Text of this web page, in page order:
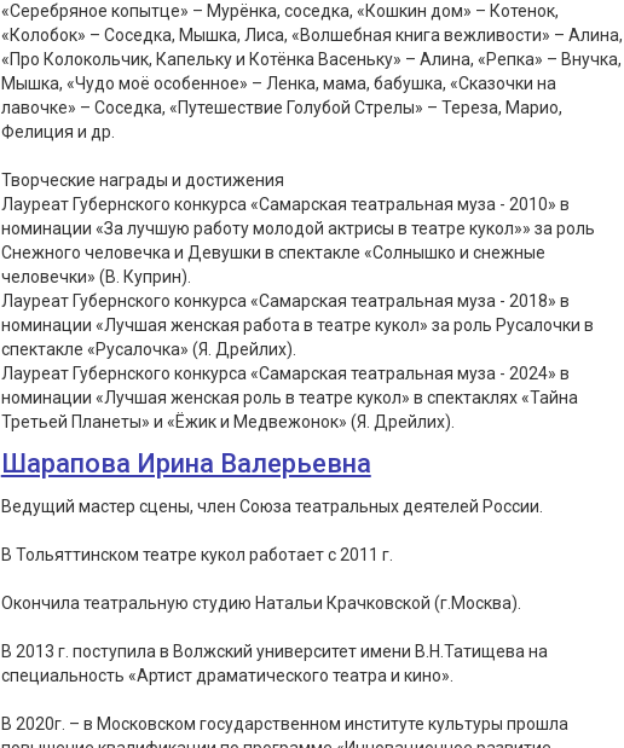
«Серебряное копытце» – Мурёнка, соседка, «Кошкин дом» – Котенок,
«Колобок» – Соседка, Мышка, Лиса, «Волшебная книга вежливости» – Алина,
«Про Колокольчик, Капельку и Котёнка Васеньку» – Алина, «Репка» – Внучка,
Мышка, «Чудо моё особенное» – Ленка, мама, бабушка, «Сказочки на
лавочке» – Соседка, «Путешествие Голубой Стрелы» – Тереза, Марио,
Фелиция и др.
Творческие награды и достижения
Лауреат Губернского конкурса «Самарская театральная муза - 2010» в
номинации «За лучшую работу молодой актрисы в театре кукол»» за роль
Снежного человечка и Девушки в спектакле «Солнышко и снежные
человечки» (В. Куприн).
Лауреат Губернского конкурса «Самарская театральная муза - 2018» в
номинации «Лучшая женская работа в театре кукол» за роль Русалочки в
спектакле «Русалочка» (Я. Дрейлих).
Лауреат Губернского конкурса «Самарская театральная муза - 2024» в
номинации «Лучшая женская роль в театре кукол» в спектаклях «Тайна
Третьей Планеты» и «Ёжик и Медвежонок» (Я. Дрейлих).
Шарапова Ирина Валерьевна
Ведущий мастер сцены, член Союза театральных деятелей России.
В Тольяттинском театре кукол работает с 2011 г.
Окончила театральную студию Натальи Крачковской (г.Москва).
В 2013 г. поступила в Волжский университет имени В.Н.Татищева на
специальность «Артист драматического театра и кино».
В 2020г. – в Московском государственном институте культуры прошла